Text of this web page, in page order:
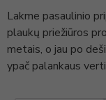
Lakme pasaulinio
plaukų priežiūros
metais, o jau po
ypač palankaus